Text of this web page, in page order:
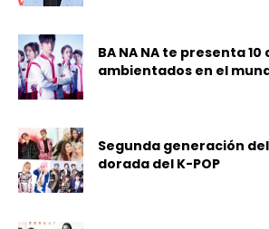
BA NA NA te presenta
ambientados en el
Segunda generación del
dorada del K-POP